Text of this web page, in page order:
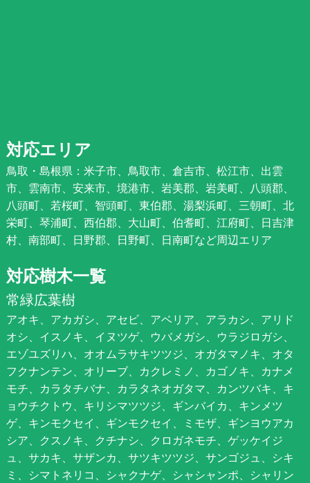
対応エリア
鳥取・島根県：米子市、鳥取市、倉吉市、松江市、出雲
市、雲南市、安来市、境港市、岩美郡、岩美町、八頭郡、
八頭町、若桜町、智頭町、東伯郡、湯梨浜町、三朝町、北
栄町、琴浦町、西伯郡、大山町、伯耆町、江府町、日吉津
村、南部町、日野郡、日野町、日南町など周辺エリア
対応樹木一覧
常緑広葉樹
アオキ、アカガシ、アセビ、アベリア、アラカシ、アリド
オシ、イスノキ、イヌツゲ、ウバメガシ、ウラジロガシ、
エゾユズリハ、オオムラサキツツジ、オガタマノキ、オタ
フクナンテン、オリーブ、カクレミノ、カゴノキ、カナメ
モチ、カラタチバナ、カラタネオガタマ、カンツバキ、キ
ョウチクトウ、キリシマツツジ、ギンバイカ、キンメツ
ゲ、キンモクセイ、ギンモクセイ、ミモザ、ギンヨウアカ
シア、クスノキ、クチナシ、クロガネモチ、ゲッケイジ
ュ、サカキ、サザンカ、サツキツツジ、サンゴジュ、シキ
ミ、シマトネリコ、シャクナゲ、シャシャンポ、シャリン